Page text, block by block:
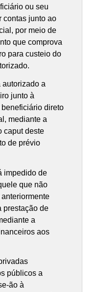
ou seu
contas junto ao
por meio de
que comprova
para custeio do
autorizado a
junto à
direto
mediante a
caput deste
de prévio
impedido de
que não
prestação de
a
aos
públicos a
ão à